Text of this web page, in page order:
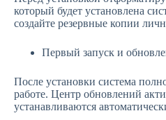
который будет установлена
создайте резервные копии
Первый запуск и
После установки система
работе. Центр обновлений
устанавливаются